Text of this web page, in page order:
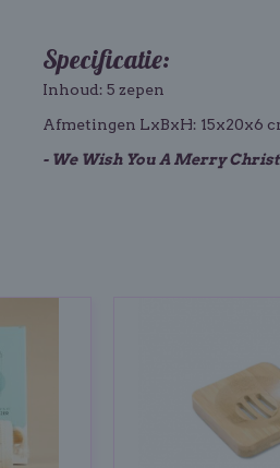
Specificatie:
Inhoud: 5 zepen
Afmetingen LxBxH: 15x20x6
- We Wish You A Merry